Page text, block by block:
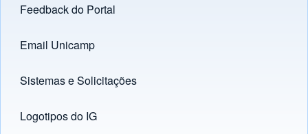
Footer menu
Feedback do Portal
Links
Email Unicamp
(opens in new tab)
Sistemas e Solicitações
(opens in new tab)
Logotipos do IG
(opens in new tab)